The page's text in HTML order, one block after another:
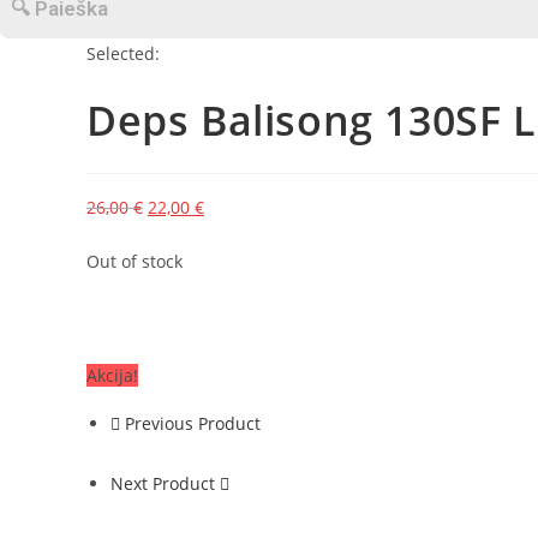
Selected:
Deps Balisong 130SF
26,00€ Original
was:
22,00 €Current
Out of stock
Akcija!
Previous Product
Next Product